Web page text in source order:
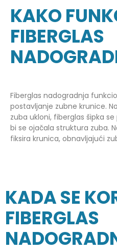
KAKO
FIBERGLAS
Fiberglas nadogradnja
postavljanje zubne krunice.
zuba ukloni, fiberglas šipka
bi se ojačala struktura zuba.
fiksira krunica, obnavljajući
KADA SE
FIBERGLAS